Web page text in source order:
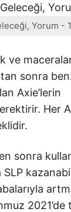
Yorum - 1
ve
sonra
Axie’lerin
Her
sonra
SLP
2021’de